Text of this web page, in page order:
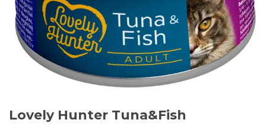
Lovely Hunter Tuna&Fish